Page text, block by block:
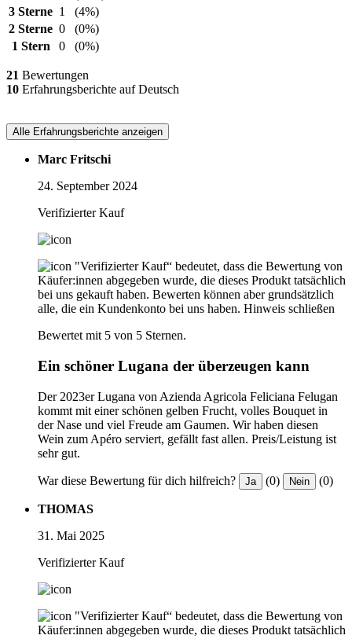
3 Sterne 1
(4%)
2 Sterne 0
(0%)
1 Stern
0 (0%)
21 Bewertungen
10 Erfahrungsberichte auf Deutsch
Alle Erfahrungsberichte anzeigen
Marc Fritschi
24. September 2024
Verifizierter Kauf
"Verifizierter Kauf“ bedeutet, dass die Bewertung von
Käufer:innen abgegeben wurde, die dieses Produkt tatsächlich
bei uns gekauft haben. Bewerten können aber grundsätzlich
alle, die ein Kundenkonto bei uns haben. Hinweis schließen
Bewertet mit 5 von 5 Sternen.
Ein schöner Lugana der überzeugen kann
Der 2023er Lugana von Azienda Agricola Feliciana Felugan
kommt mit einer schönen gelben Frucht, volles Bouquet in
der Nase und viel Freude am Gaumen. Wir haben diesen
Wein zum Apéro serviert, gefällt fast allen. Preis/Leistung ist
sehr gut.
War diese Bewertung für dich hilfreich? Ja (0) Nein (0)
THOMAS
31. Mai 2025
Verifizierter Kauf
"Verifizierter Kauf“ bedeutet, dass die Bewertung von
Käufer:innen abgegeben wurde, die dieses Produkt tatsächlich